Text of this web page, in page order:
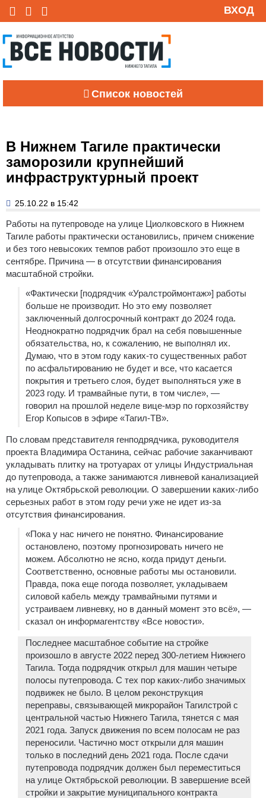
ВХОД
Список новостей
В Нижнем Тагиле практически
заморозили крупнейший
инфраструктурный проект
25.10.22 в 15:42
Работы на путепроводе на улице Циолковского в Нижнем
Тагиле работы практически остановились, причем снижение
и без того невысоких темпов работ произошло это еще в
сентябре. Причина — в отсутствии финансирования
масштабной стройки.
«Фактически [подрядчик «Уралстроймонтаж»] работы
больше не производит. Но это ему позволяет
заключенный долгосрочный контракт до 2024 года.
Неоднократно подрядчик брал на себя повышенные
обязательства, но, к сожалению, не выполнял их.
Думаю, что в этом году каких-то существенных работ
по асфальтированию не будет и все, что касается
покрытия и третьего слоя, будет выполняться уже в
2023 году. И трамвайные пути, в том числе», —
говорил на прошлой неделе вице-мэр по горхозяйству
Егор Копысов в эфире «Тагил-ТВ».
По словам представителя генподрядчика, руководителя
проекта Владимира Останина, сейчас рабочие заканчивают
укладывать плитку на тротуарах от улицы Индустриальная
до путепровода, а также занимаются ливневой канализацией
на улице Октябрьской революции. О завершении каких-либо
серьезных работ в этом году речи уже не идет из-за
отсутствия финансирования.
«Пока у нас ничего не понятно. Финансирование
остановлено, поэтому прогнозировать ничего не
можем. Абсолютно не ясно, когда придут деньги.
Соответственно, основные работы мы остановили.
Правда, пока еще погода позволяет, укладываем
силовой кабель между трамвайными путями и
устраиваем ливневку, но в данный момент это всё», —
сказал он информагентству «Все новости».
Последнее масштабное событие на стройке
произошло в августе 2022 перед 300-летием Нижнего
Тагила. Тогда подрядчик открыл для машин четыре
полосы путепровода. С тех пор каких-либо значимых
подвижек не было. В целом реконструкция
переправы, связывающей микрорайон Тагилстрой с
центральной частью Нижнего Тагила, тянется с мая
2021 года. Запуск движения по всем полосам не раз
переносили. Частично мост открыли для машин
только в последний день 2021 года. После сдачи
путепровода подрядчик должен был переместиться
на улице Октябрьской революции. В завершение всей
стройки и закрытие муниципального контракта